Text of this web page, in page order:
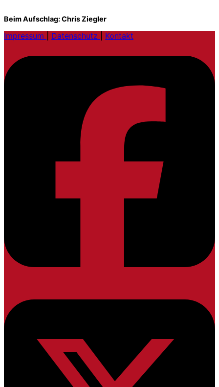
Beim Aufschlag: Chris Ziegler
Impressum Datenschutz Kontakt